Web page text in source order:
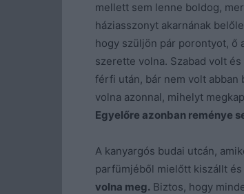
mellett sem lenne boldog,
háziasszonyt akarnának
hogy szüljön pár porontyot, ő
szerette volna. Szabad volt
férfi után, bár nem volt abban
volna azonnal, mihelyt
Egyelőre azonban reménye
A kanyargós budai utcán,
parfümjéből mielőtt kiszállt
volna meg. Biztos, hogy